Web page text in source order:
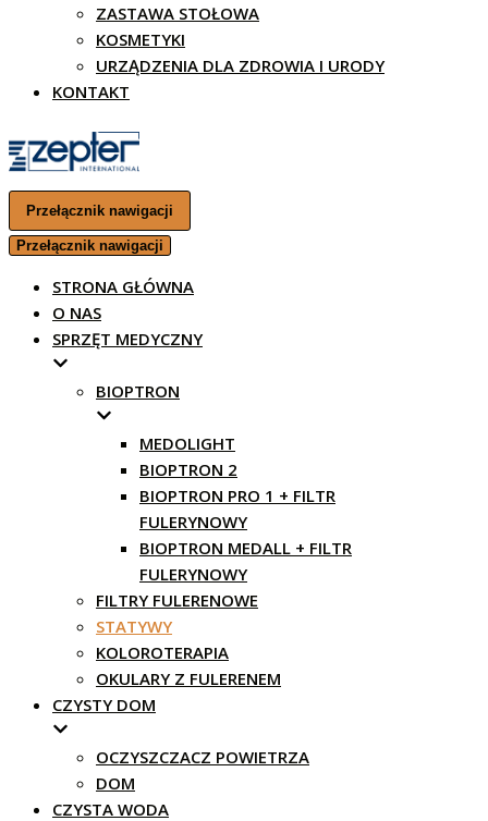
ZASTAWA STOŁOWA
KOSMETYKI
URZĄDZENIA DLA ZDROWIA I URODY
KONTAKT
Przełącznik nawigacji
Przełącznik nawigacji
STRONA GŁÓWNA
O NAS
SPRZĘT MEDYCZNY
BIOPTRON
MEDOLIGHT
BIOPTRON 2
BIOPTRON PRO 1 + FILTR
FULERYNOWY
BIOPTRON MEDALL + FILTR
FULERYNOWY
FILTRY FULERENOWE
STATYWY
KOLOROTERAPIA
OKULARY Z FULERENEM
CZYSTY DOM
OCZYSZCZACZ POWIETRZA
DOM
CZYSTA WODA